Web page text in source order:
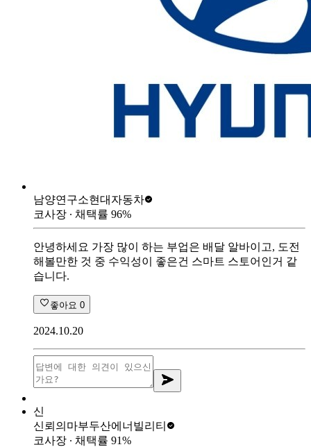
남양연구소현대자동차
코사장 ∙ 채택률 96%
안녕하세요 가장 많이 하는 부업은 배달 알바이고, 도전
해볼만한 것 중 수익성이 좋은건 스마트 스토어인거 같
습니다.
좋아요 0
2024.10.20
신
신뢰의마부두산에너빌리티
코사장 ∙ 채택률 91%